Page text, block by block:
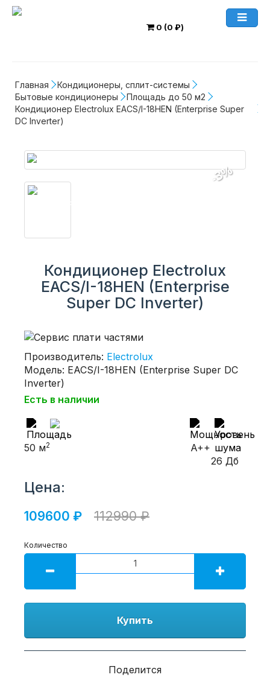
0 (0 ₽)
Главная
Кондиционеры, сплит-системы
Бытовые кондиционеры
Площадь до 50 м2
Кондиционер Electrolux EACS/I-18HEN (Enterprise Super
DC Inverter)
-3%
Кондиционер Electrolux
EACS/I-18HEN (Enterprise
Super DC Inverter)
Производитель: Electrolux
Модель: EACS/I-18HEN (Enterprise Super DC
Inverter)
Есть в наличии
50 м2
A++
26 Дб
Цена:
109600 ₽ 112990 ₽
Количество
Купить
Поделится